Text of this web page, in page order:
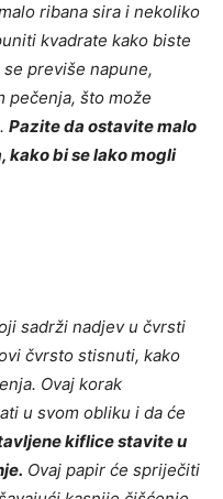
ribana sira i nekoliko
kvadrate kako biste
previše napune,
pečenja, što može
Pazite da ostavite malo
kako bi se lako mogli
sadrži nadjev u čvrsti
čvrsto stisnuti, kako
Ovaj korak
u svom obliku i da će
kiflice stavite u
Ovaj papir će spriječiti